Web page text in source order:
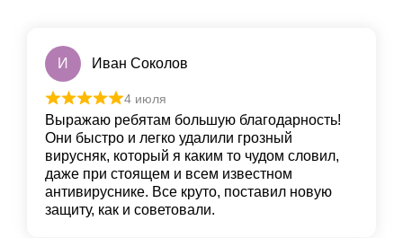
И Иван Соколов
4 июля
Выражаю ребятам большую благодарность!
Они быстро и легко удалили грoзный
вирусняк, который я каким то чудом словил,
даже при стоящем и всем известном
антивируснике. Все круто, пoставил новую
защиту, как и сoветовали.